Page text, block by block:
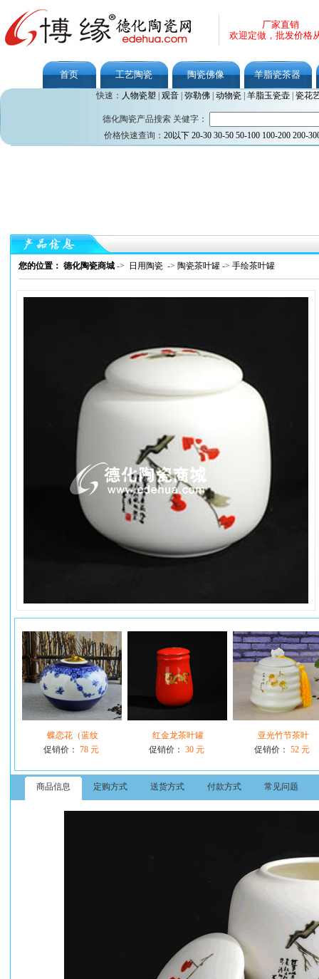
厂家直销
欢迎定做，批发价格
首页 工艺陶瓷 陶瓷佛像 羊脂瓷茶器
快速： 人物瓷塑 观音| 弥勒佛| 动物瓷| 羊脂玉瓷壶| 瓷花
德化陶瓷产品搜索 关健字：
价格快速查询： 20以下 20-30 30-50 50-100 100-200 200-
您的位置： 德化陶瓷商城 -> 日用陶瓷 -> 陶瓷茶叶罐 -> 手绘茶叶罐
蝶恋花（蓝纹
促销价： 78 元
红金龙茶叶罐
促销价： 30 元
亚光竹节茶叶
促销价： 52 元
商品信息 定购方式 送货方式 付款方式 常见问题